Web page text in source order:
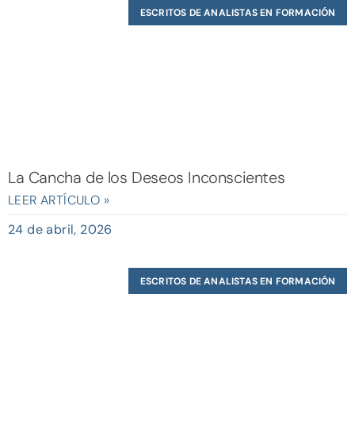
ESCRITOS DE ANALISTAS EN FORMACIÓN
La Cancha de los Deseos Inconscientes
LEER ARTÍCULO »
24 de abril, 2026
ESCRITOS DE ANALISTAS EN FORMACIÓN